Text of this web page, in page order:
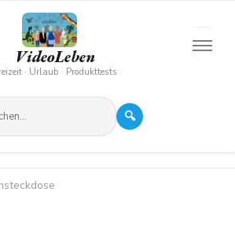
VideoLeben
· Urlaub · Produkttests
🔍